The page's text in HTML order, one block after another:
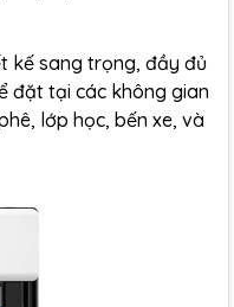
kế sang trọng, đầy đủ
đặt tại các không gian
lớp học, bến xe, và